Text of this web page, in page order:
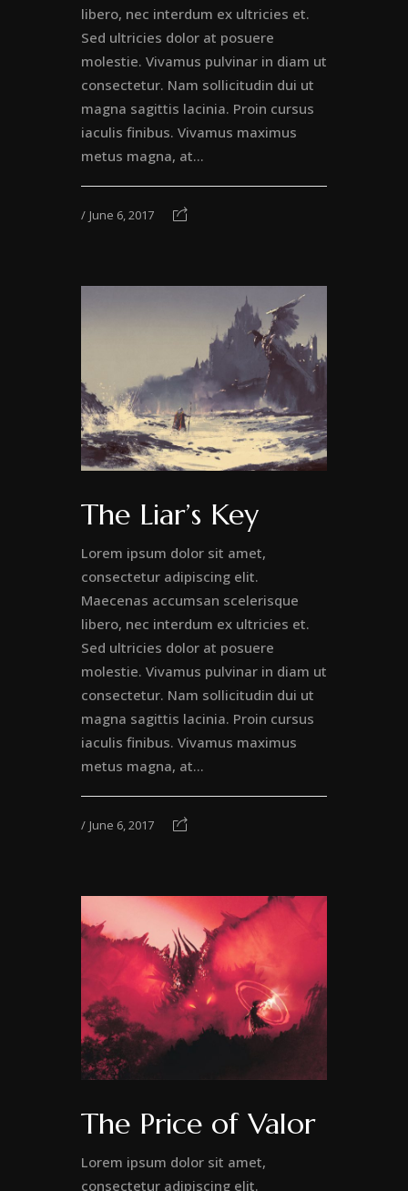
libero, nec interdum ex ultricies et.
Sed ultricies dolor at posuere
molestie. Vivamus pulvinar in diam ut
consectetur. Nam sollicitudin dui ut
magna sagittis lacinia. Proin cursus
iaculis finibus. Vivamus maximus
metus magna, at...
June 6, 2017
The Liar’s Key
Lorem ipsum dolor sit amet,
consectetur adipiscing elit.
Maecenas accumsan scelerisque
libero, nec interdum ex ultricies et.
Sed ultricies dolor at posuere
molestie. Vivamus pulvinar in diam ut
consectetur. Nam sollicitudin dui ut
magna sagittis lacinia. Proin cursus
iaculis finibus. Vivamus maximus
metus magna, at...
June 6, 2017
The Price of Valor
Lorem ipsum dolor sit amet,
consectetur adipiscing elit.